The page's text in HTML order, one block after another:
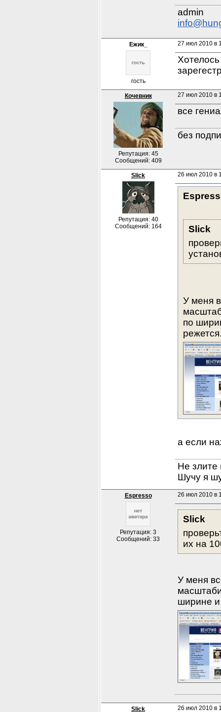
Ежик_
гость
27 июл 2010 в
Кочевник
Репутация: 45
Сообщений: 409
27 июл 2010 в
все
без
Slick
Репутация: 40
Сообщений: 164
26 июл 2010 в
Slick
У меня
по
а если
Не злите
Шучу я
Espresso
Репутация: 3
Сообщений: 33
26 июл 2010 в
Slick
их на
У меня
ширине и
Slick 26 июл 2010 в